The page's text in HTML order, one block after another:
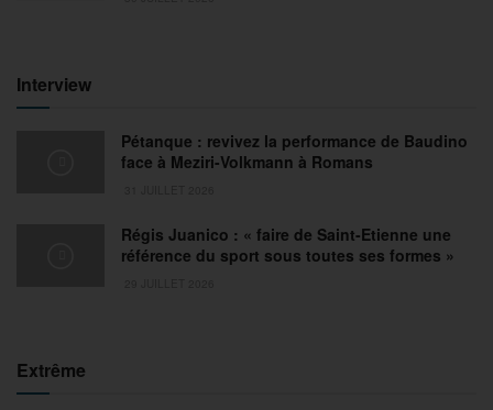
Interview
Pétanque : revivez la performance de Baudino
face à Meziri-Volkmann à Romans
Régis Juanico : « faire de Saint-Etienne une
référence du sport sous toutes ses formes »
Extrême